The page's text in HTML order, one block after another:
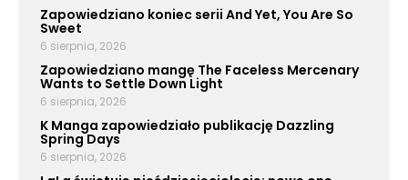
Zapowiedziano koniec serii And Yet, You Are So
Sweet
6 sierpnia, 2026
Zapowiedziano mangę The Faceless Mercenary
Wants to Settle Down Light
6 sierpnia, 2026
K Manga zapowiedziało publikację Dazzling
Spring Days
6 sierpnia, 2026